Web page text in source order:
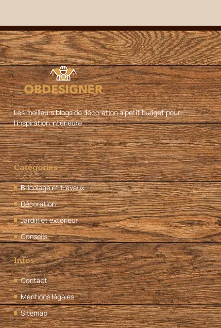
Les meilleurs blogs de décoration à petit budget pour
l’inspiration intérieure
Catégories
Bricolage et travaux
Décoration
Jardin et extérieur
Conseils
Infos
Contact
Mentions légales
Sitemap